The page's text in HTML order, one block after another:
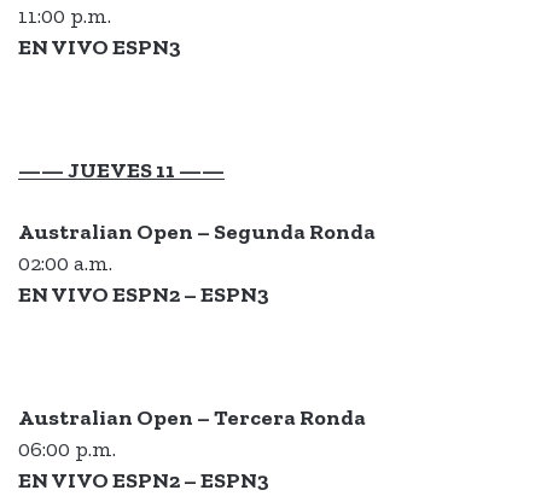
11:00 p.m.
EN VIVO ESPN3
—— JUEVES 11 ——
Australian Open – Segunda Ronda
02:00 a.m.
EN VIVO ESPN2 – ESPN3
Australian Open – Tercera Ronda
06:00 p.m.
EN VIVO ESPN2 – ESPN3